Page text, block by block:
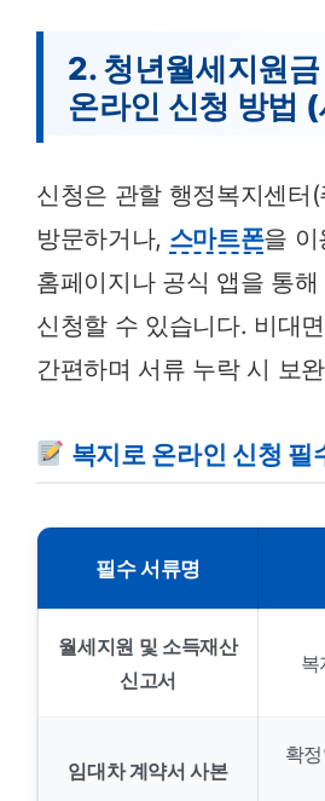
2. 청년월세지원
온라인 신청 방법
신청은 관할 행정복지센터
방문하거나, 스마트폰을 이
홈페이지나 공식 앱을 통해
신청할 수 있습니다. 비대
간편하며 서류 누락 시 보
복지로 온라인 신청 필
필수 서류명
월세지원 및 소득재산
신고서
임대차 계약서 사본
확